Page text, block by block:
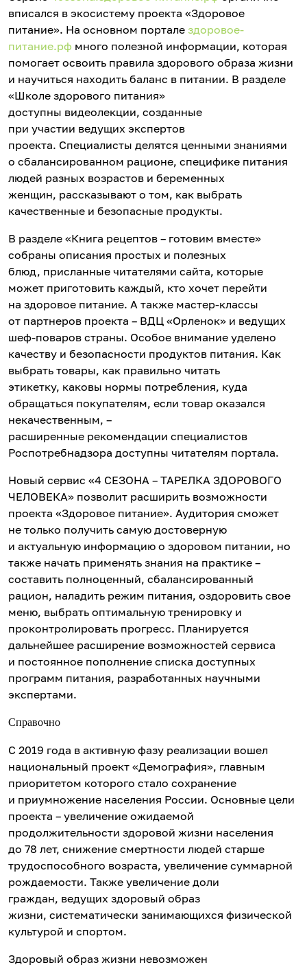
вписался в экосистему проекта «Здоровое
питание». На основном портале здоровое-
питание.рф много полезной информации, которая
помогает освоить правила здорового образа жизни
и научиться находить баланс в питании. В разделе
«Школе здорового питания»
доступны видеолекции, созданные
при участии ведущих экспертов
проекта. Специалисты делятся ценными знаниями
о сбалансированном рационе, специфике питания
людей разных возрастов и беременных
женщин, рассказывают о том, как выбрать
качественные и безопасные продукты.
В разделе «Книга рецептов – готовим вместе»
собраны описания простых и полезных
блюд, присланные читателями сайта, которые
может приготовить каждый, кто хочет перейти
на здоровое питание. А также мастер-классы
от партнеров проекта – ВДЦ «Орленок» и ведущих
шеф-поваров страны. Особое внимание уделено
качеству и безопасности продуктов питания. Как
выбрать товары, как правильно читать
этикетку, каковы нормы потребления, куда
обращаться покупателям, если товар оказался
некачественным, –
расширенные рекомендации специалистов
Роспотребнадзора доступны читателям портала.
Новый сервис «4 СЕЗОНА – ТАРЕЛКА ЗДОРОВОГО
ЧЕЛОВЕКА» позволит расширить возможности
проекта «Здоровое питание». Аудитория сможет
не только получить самую достоверную
и актуальную информацию о здоровом питании, но
также начать применять знания на практике –
составить полноценный, сбалансированный
рацион, наладить режим питания, оздоровить свое
меню, выбрать оптимальную тренировку и
проконтролировать прогресс. Планируется
дальнейшее расширение возможностей сервиса
и постоянное пополнение списка доступных
программ питания, разработанных научными
экспертами.
Справочно
С 2019 года в активную фазу реализации вошел
национальный проект «Демография», главным
приоритетом которого стало сохранение
и приумножение населения России. Основные цели
проекта – увеличение ожидаемой
продолжительности здоровой жизни населения
до 78 лет, снижение смертности людей старше
трудоспособного возраста, увеличение суммарной
рождаемости. Также увеличение доли
граждан, ведущих здоровый образ
жизни, систематически занимающихся физической
культурой и спортом.
Здоровый образ жизни невозможен